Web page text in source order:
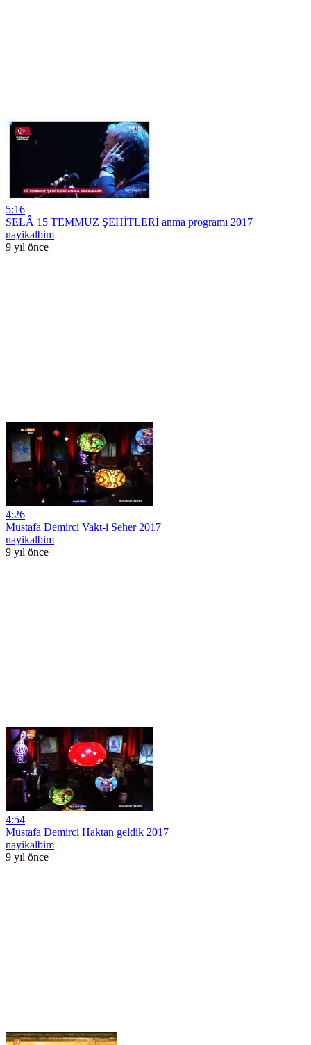
5:16
SELÂ 15 TEMMUZ ŞEHİTLERİ anma programı 2017
nayikalbim
9 yıl önce
4:26
Mustafa Demirci Vakt-i Seher 2017
nayikalbim
9 yıl önce
4:54
Mustafa Demirci Haktan geldik 2017
nayikalbim
9 yıl önce